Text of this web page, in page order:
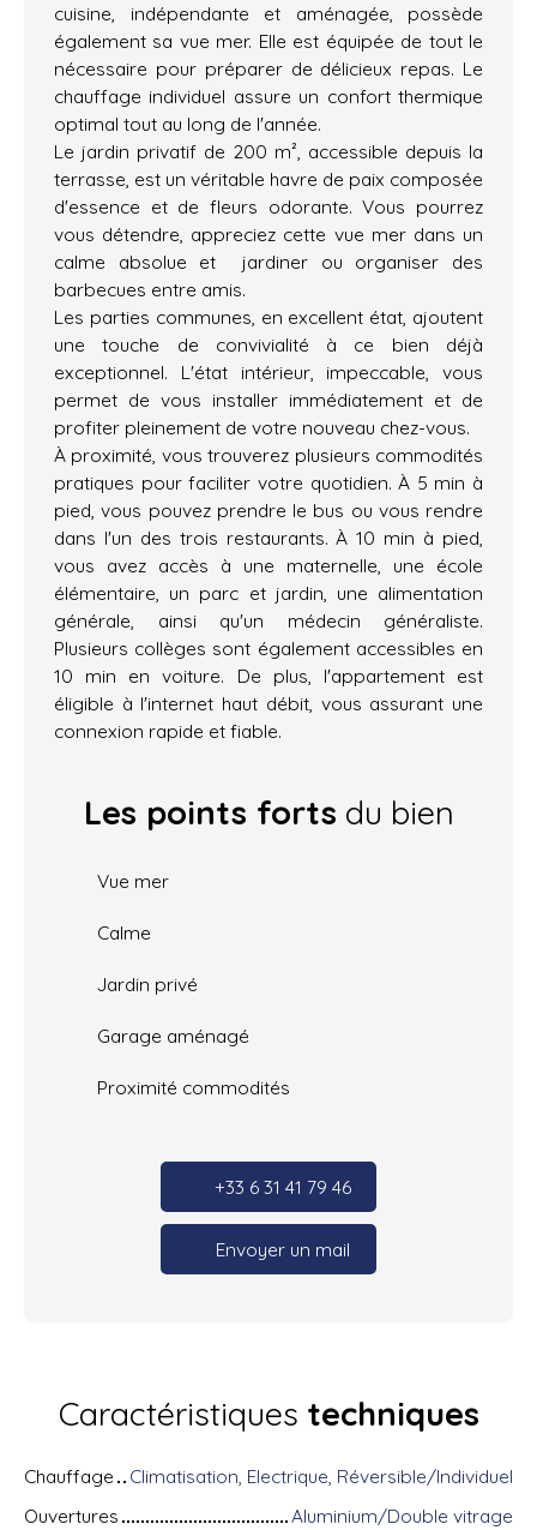
cuisine, indépendante et aménagée, possède
également sa vue mer. Elle est équipée de tout le
nécessaire pour préparer de délicieux repas. Le
chauffage individuel assure un confort thermique
optimal tout au long de l'année.
Le jardin privatif de 200 m², accessible depuis la
terrasse, est un véritable havre de paix composée
d'essence et de fleurs odorante. Vous pourrez
vous détendre, appreciez cette vue mer dans un
calme absolue et jardiner ou organiser des
barbecues entre amis.
Les parties communes, en excellent état, ajoutent
une touche de convivialité à ce bien déjà
exceptionnel. L'état intérieur, impeccable, vous
permet de vous installer immédiatement et de
profiter pleinement de votre nouveau chez-vous.
À proximité, vous trouverez plusieurs commodités
pratiques pour faciliter votre quotidien. À 5 min à
pied, vous pouvez prendre le bus ou vous rendre
dans l'un des trois restaurants. À 10 min à pied,
vous avez accès à une maternelle, une école
élémentaire, un parc et jardin, une alimentation
générale, ainsi qu'un médecin généraliste.
Plusieurs collèges sont également accessibles en
10 min en voiture. De plus, l'appartement est
éligible à l'internet haut débit, vous assurant une
connexion rapide et fiable.
Les points forts du bien
Vue mer
Calme
Jardin privé
Garage aménagé
Proximité commodités
+33 6 31 41 79 46
Envoyer un mail
Caractéristiques techniques
Chauffage
Climatisation, Electrique, Réversible/Individuel
Ouvertures
Aluminium/Double vitrage